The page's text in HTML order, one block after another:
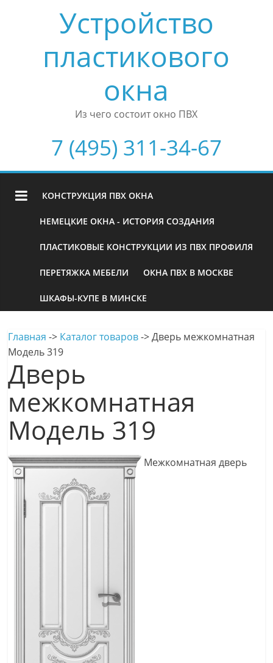
Устройство
пластикового
окна
Из чего состоит окно ПВХ
7 (495) 311-34-67
КОНСТРУКЦИЯ ПВХ ОКНА
НЕМЕЦКИЕ ОКНА - ИСТОРИЯ СОЗДАНИЯ
ПЛАСТИКОВЫЕ КОНСТРУКЦИИ ИЗ ПВХ ПРОФИЛЯ
ПЕРЕТЯЖКА МЕБЕЛИ ОКНА ПВХ В МОСКВЕ
ШКАФЫ-КУПЕ В МИНСКЕ
Главная -> Каталог товаров->Дверь межкомнатная
Модель 319
Дверь
межкомнатная
Модель 319
Межкомнатная дверь